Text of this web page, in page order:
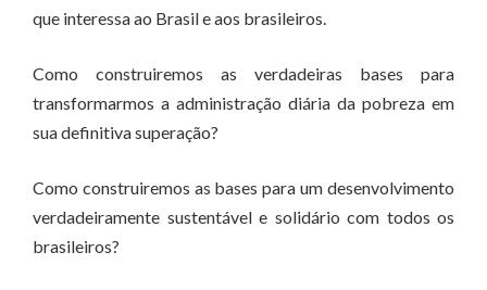
que interessa ao Brasil e aos brasileiros.
Como construiremos as verdadeiras bases para
transformarmos a administração diária da pobreza em
sua definitiva superação?
Como construiremos as bases para um desenvolvimento
verdadeiramente sustentável e solidário com todos os
brasileiros?